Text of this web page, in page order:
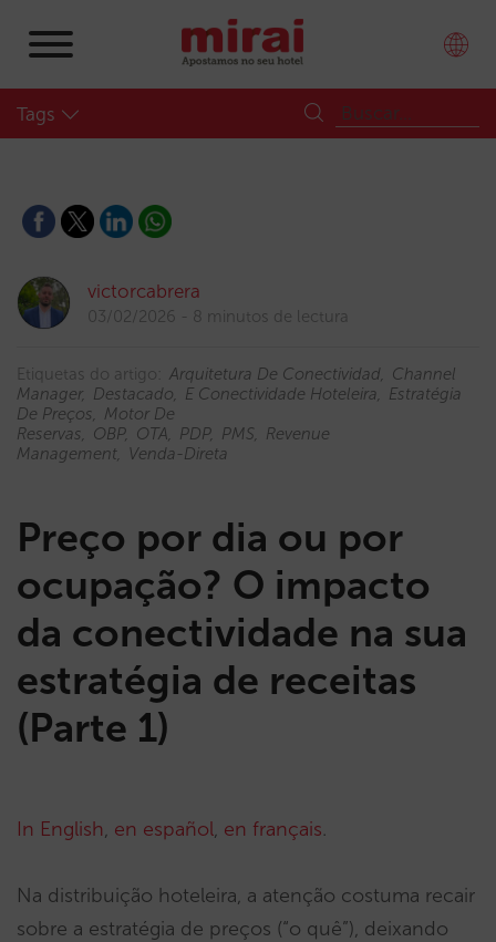
Tags
victorcabrera
03/02/2026 8 minutos de lectura
Etiquetas do artigo: Arquitetura De Conectividad
Channel
Manager
Destacado E Conectividade Hoteleira
Estratégia
De Preços
Motor De
Reservas
OBP OTA PDP PMS
Revenue
Management
Venda-Direta
Preço por dia ou por
ocupação? O impacto
da conectividade na sua
estratégia de receitas
(Parte 1)
In English, en español, en français.
Na distribuição hoteleira, a atenção costuma recair
sobre a estratégia de preços (“o quê”), deixando